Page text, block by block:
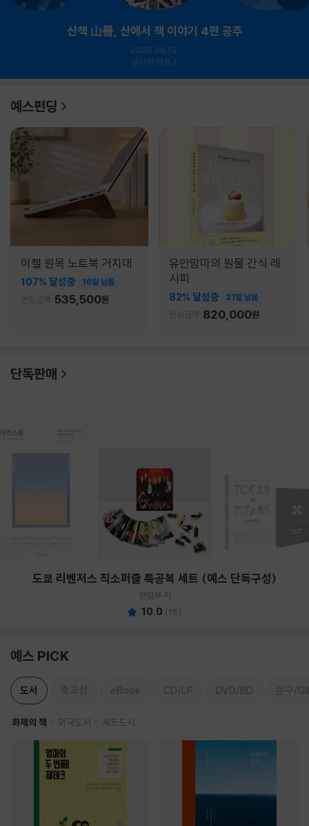
산책 山冊, 산에서 책 이야기 4편 공주
2026.09.12.
공산성 매표소
예스펀딩
이젤 원목 노트북 거치대
107% 달성중 16일 남음
펀딩금액 535,500원
유안맘마의 원물 간식 레
시피
82% 달성중 21일 남음
펀딩금액 820,000원
단독판매
도쿄 리벤저스 직소퍼즐 특공복 세트 (예스 단독구성)
편집부 저
10.0 (15)
예스 PICK
도서 중고샵 eBook CD/LP DVD/BD 문구/
화제의 책 외국도서 세트도서